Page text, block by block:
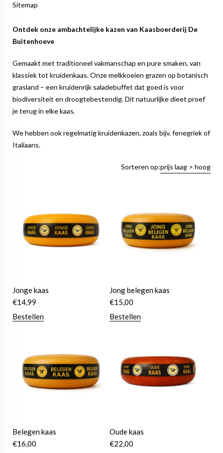
Sitemap
Ontdek onze ambachtelijke kazen van Kaasboerderij De
Buitenhoeve
Gemaakt met traditioneel vakmanschap en pure smaken, van
klassiek tot kruidenkaas. Onze melkkoeien grazen op botanisch
grasland – een kruidenrijk saladebuffet dat goed is voor
biodiversiteit en droogtebestendig. Dit natuurlijke dieet proef
je terug in elke kaas.
We hebben ook regelmatig kruidenkazen, zoals bijv. fenegriek of
Italiaans.
Sorteren op:prijs laag > hoog
Jonge kaas
€14,99
Bestellen
Jong belegen kaas
€15,00
Bestellen
Belegen kaas
€16,00
Oude kaas
€22,00